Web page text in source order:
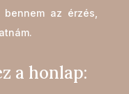
az érzés,
a honlap: